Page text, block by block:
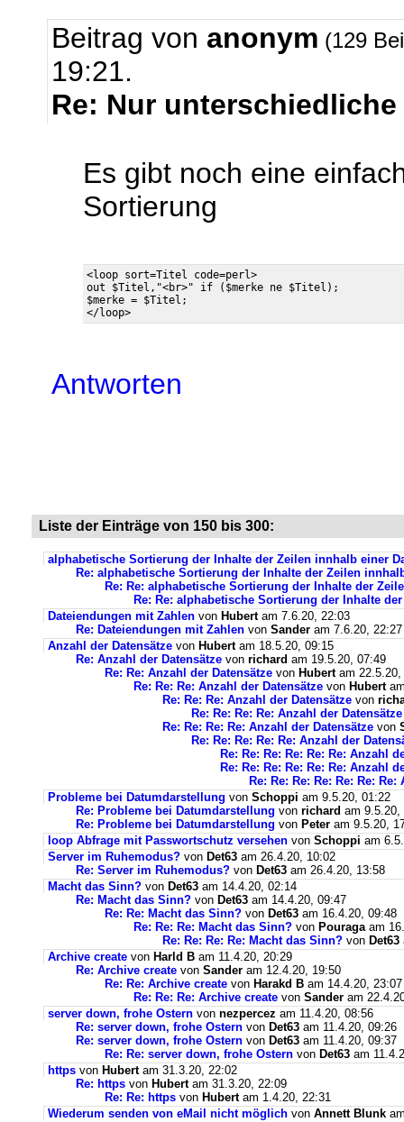
Beitrag von anonym (129
19:21.
Re: Nur
Es gibt noch eine
Sortierung
<loop sort=Titel code=perl>
out $Titel,"<br>" if ($merke ne $Titel);
$merke = $Titel;
Antworten
Liste der Einträge von 150 bis 300:
alphabetische Sortierung der Inhalte der Zeilen innhalb einer
Re: alphabetische Sortierung der Inhalte der Zeilen
Re: Re: alphabetische Sortierung der Inhalte der
Re: Re: alphabetische Sortierung der Inhalte
Dateiendungen mit Zahlen von Hubertam 7.6.20, 22:03
Re: Dateiendungen mit Zahlen von Sander am 7.6.20, 22:27
Anzahl der Datensätze von Hubertam 18.5.20, 09:15
Re: Anzahl der Datensätze von richard am 19.5.20, 07:49
Re: Re: Anzahl der Datensätze von Hubertam 22.5.20,
Re: Re: Re: Anzahl der Datensätze von Hubert
Re: Re: Re: Anzahl der Datensätze von
Re: Re: Re: Re: Anzahl der Datensätze
Re: Re: Re: Re: Anzahl der Datensätze von
Re: Re: Re: Re: Re: Anzahl der
Re: Re: Re: Re: Re: Re: Anzahl
Re: Re: Re: Re: Re: Re: Anzahl
Re: Re: Re: Re: Re: Re:
Probleme bei Datumdarstellung von Schoppi am 9.5.20, 01:22
Re: Probleme bei Datumdarstellung von richard am 9.5.20,
Re: Probleme bei Datumdarstellung von Peter am 9.5.20,
loop Abfrage mit Passwortschutz versehen von Schoppi am
Server im Ruhemodus? von Det63 am 26.4.20, 10:02
Re: Server im Ruhemodus? von Det63 am 26.4.20, 13:58
Macht das Sinn? von Det63 am 14.4.20, 02:14
Re: Macht das Sinn? von Det63 am 14.4.20, 09:47
Re: Re: Macht das Sinn? von Det63 am 16.4.20, 09:48
Re: Re: Re: Macht das Sinn? von Pouragaam
Re: Re: Re: Re: Macht das Sinn? von Det63
Archive create von Harld B am 11.4.20, 20:29
Re: Archive create von Sander am 12.4.20, 19:50
Re: Re: Archive create von Harakd B am 14.4.20, 23:07
Re: Re: Re: Archive create von Sander am
server down, frohe Ostern von nezpercez am 11.4.20, 08:56
Re: server down, frohe Ostern von Det63 am 11.4.20, 09:26
Re: server down, frohe Ostern von Det63 am 11.4.20, 09:37
Re: Re: server down, frohe Ostern von Det63 am
https von Hubertam 31.3.20, 22:02
Re: https von Hubertam 31.3.20, 22:09
Re: Re: https von Hubertam 1.4.20, 22:31
Wiederum senden von eMail nicht möglich von Annett Blunk